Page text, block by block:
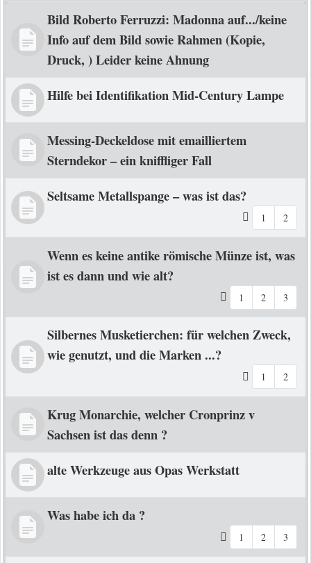
Bild Roberto Ferruzzi: Madonna auf.../keine
Info auf dem Bild sowie Rahmen (Kopie,
Druck, ) Leider keine Ahnung
Hilfe bei Identifikation Mid-Century Lampe
Messing-Deckeldose mit emailliertem
Sterndekor – ein kniffliger Fall
Seltsame Metallspange – was ist das?
1 2
Wenn es keine antike römische Münze ist, was
ist es dann und wie alt?
1 2 3
Silbernes Musketierchen: für welchen Zweck,
wie genutzt, und die Marken ...?
1 2
Krug Monarchie, welcher Cronprinz v
Sachsen ist das denn ?
alte Werkzeuge aus Opas Werkstatt
Was habe ich da ?
1 2 3